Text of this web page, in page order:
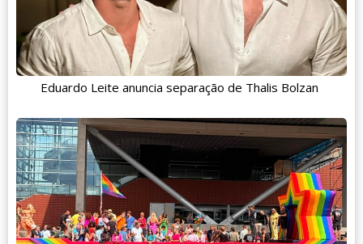
Eduardo Leite anuncia separação de Thalis Bolzan